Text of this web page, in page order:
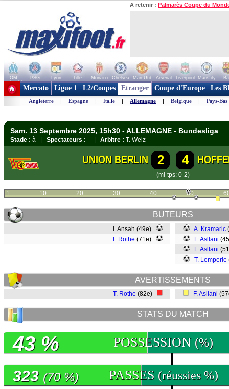
A retenir : Palmarès Coupe du
OM PSG Lyon Lille Monaco Chelsea Man Utd Arsenal Liverpool ManCity
+ de clubs
Mercato Ligue 1 L2/Coupes Etranger Coupe d'Europe Les
Angleterre | Espagne | Italie | Allemagne | Belgique | Pays-Bas
Sam. 13 Septembre 2025, 15h30 - ALLEMAGNE - Bundesliga
Stade : à | Spectateurs : - | Arbitre : T. Welz
UNION BERLIN 2 4
(mi-tps: 0-2)
1 10 20 30 40 50
BUTEURS
I. Ansah (49e)
T. Rothe (71e)
A. Kramaric
F. Asllani
F. Asllani
T. Lemperle
AVERTISSEMENTS
T. Rothe (82e) F. Asllani
STATS DU MATCH
POSSESSION (%)
43 %
PASSES (réussies %)
323 (70 %)